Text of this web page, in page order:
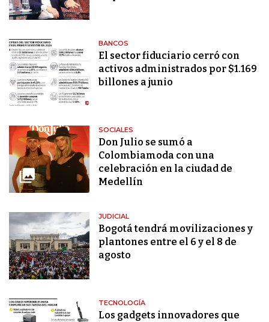
BANCOS
El sector fiduciario cerró con
activos administrados por $1.169
billones a junio
SOCIALES
Don Julio se sumó a
Colombiamoda con una
celebración en la ciudad de
Medellín
JUDICIAL
Bogotá tendrá movilizaciones y
plantones entre el 6 y el 8 de
agosto
TECNOLOGÍA
Los gadgets innovadores que